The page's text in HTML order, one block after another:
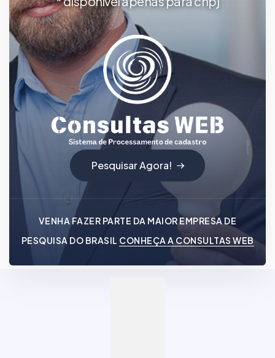
Pesquisar Agora!
VENHA FAZER PARTE DA MAIOR EMPRESA DE
PESQUISA DO BRASIL CONHEÇA A CONSULTAS WEB